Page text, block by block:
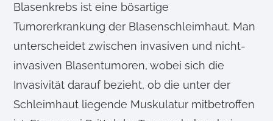
Blasenkrebs ist eine bösartige
Tumorerkrankung der Blasenschleimhaut. Man
unterscheidet zwischen invasiven und nicht-
invasiven Blasentumoren, wobei sich die
Invasivität darauf bezieht, ob die unter der
Schleimhaut liegende Muskulatur mitbetroffen